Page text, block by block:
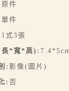
原件
單件
1式3張
長*寬*高):
: 影像(圖片)
:否